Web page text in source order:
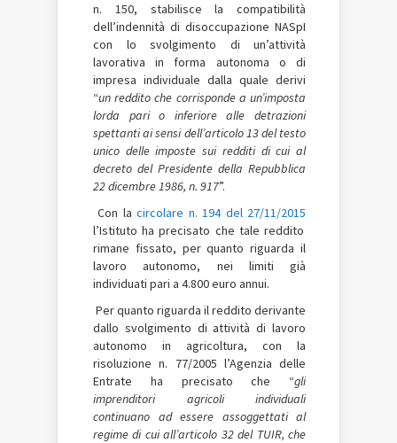
n. 150, stabilisce la compatibilità
dell’indennità di disoccupazione NASpI
con lo svolgimento di un’attività
lavorativa in forma autonoma o di
impresa individuale dalla quale derivi
“un reddito che corrisponde a un’imposta
lorda pari o inferiore alle detrazioni
spettanti ai sensi dell’articolo 13 del testo
unico delle imposte sui redditi di cui al
decreto del Presidente della Repubblica
22 dicembre 1986, n. 917”.
Con lacircolare n. 194 del 27/11/2015
l’Istituto ha precisato che tale reddito
rimane fissato, per quanto riguarda il
lavoro autonomo, nei limiti già
individuati pari a 4.800 euro annui.
Per quanto riguarda il reddito derivante
dallo svolgimento di attività di lavoro
autonomo in agricoltura, con la
risoluzione n. 77/2005 l’Agenzia delle
Entrate ha precisato che “gli
imprenditori agricoli individuali
continuano ad essere assoggettati al
regime di cui all’articolo 32 del TUIR, che